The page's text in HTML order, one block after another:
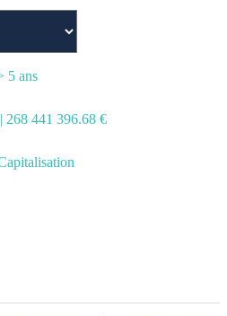
5 ans
| 268 441 396.68 €